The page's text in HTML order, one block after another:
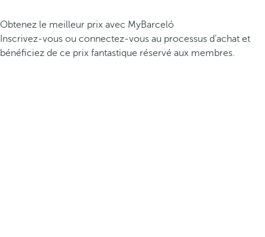
Obtenez le meilleur prix avec MyBarceló
Inscrivez-vous ou connectez-vous au processus d’achat et
bénéficiez de ce prix fantastique réservé aux membres.